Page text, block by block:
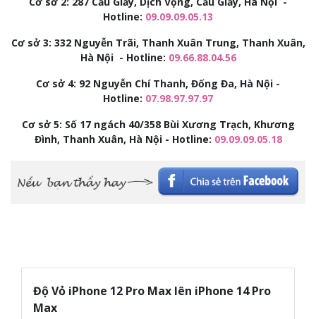
Hotline: 09.09.09.05.13
Cơ sở 3: 332 Nguyễn Trãi, Thanh Xuân Trung, Thanh Xuân,
Hà Nội - Hotline: 09.66.88.04.56
Cơ sở 4: 92 Nguyễn Chí Thanh, Đống Đa, Hà Nội -
Hotline: 07.98.97.97.97
Cơ sở 5: Số 17 ngách 40/358 Bùi Xương Trạch, Khương
Đình, Thanh Xuân, Hà Nội - Hotline: 09.09.09.05.18
Độ Vỏ iPhone 12 Pro Max lên iPhone 14 Pro
Max